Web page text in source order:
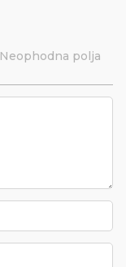
Neophodna polja